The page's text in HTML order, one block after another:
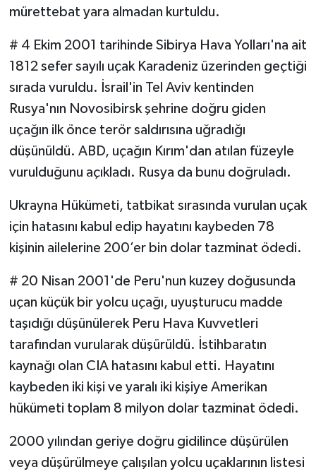
mürettebat yara almadan kurtuldu.
# 4 Ekim 2001 tarihinde Sibirya Hava Yolları'na ait
1812 sefer sayılı uçak Karadeniz üzerinden geçtiği
sırada vuruldu. İsrail'in Tel Aviv kentinden
Rusya'nın Novosibirsk şehrine doğru giden
uçağın ilk önce terör saldırısına uğradığı
düşünüldü. ABD, uçağın Kırım'dan atılan füzeyle
vurulduğunu açıkladı. Rusya da bunu doğruladı.
Ukrayna Hükümeti, tatbikat sırasında vurulan uçak
için hatasını kabul edip hayatını kaybeden 78
kişinin ailelerine 200’er bin dolar tazminat ödedi.
# 20 Nisan 2001'de Peru'nun kuzey doğusunda
uçan küçük bir yolcu uçağı, uyuşturucu madde
taşıdığı düşünülerek Peru Hava Kuvvetleri
tarafından vurularak düşürüldü. İstihbaratın
kaynağı olan CIA hatasını kabul etti. Hayatını
kaybeden iki kişi ve yaralı iki kişiye Amerikan
hükümeti toplam 8 milyon dolar tazminat ödedi.
2000 yılından geriye doğru gidilince düşürülen
veya düşürülmeye çalışılan yolcu uçaklarının listesi